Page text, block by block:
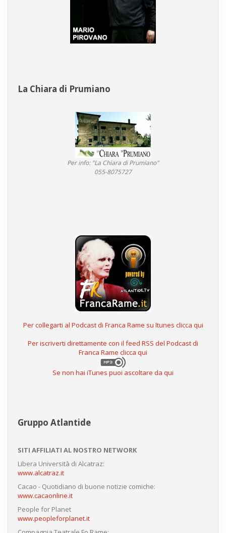
La Chiara di Prumiano
Per info: "La Chiara di Prumiano"
055-8075727
Per collegarti al Podcast di Franca Rame su Itunes clicca qui
Per iscriverti direttamente con il feed RSS del Podcast di
Franca Rame clicca qui
Se non hai iTunes puoi ascoltare da qui
Gruppo Atlantide
SITI AFFILIATI AL NOSTRO NETWORK
Libera Università di Alcatraz:
www.alcatraz.it
Cacao - Quotidiano di buone notizie comiche:
www.cacaonline.it
People for Planet
www.peopleforplanet.it